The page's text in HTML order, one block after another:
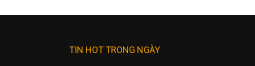
TIN HOT TRONG NGÀY